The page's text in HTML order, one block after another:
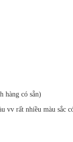
hàng có sẵn)
vv rất nhiều màu sắc có